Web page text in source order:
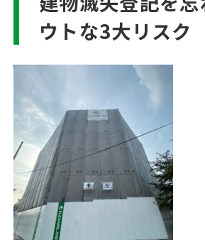
ウトな3大リスク